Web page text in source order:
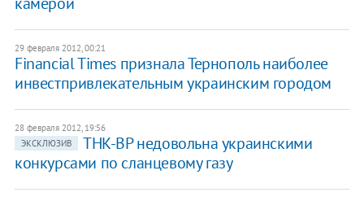
29 февраля 2012, 00:21
Financial Times признала Тернополь наиболее
инвестпривлекательным украинским городом
28 февраля 2012, 19:56
ЭКСКЛЮЗИВ
ТНК-BP недовольна украинскими
конкурсами по сланцевому газу